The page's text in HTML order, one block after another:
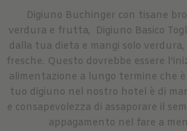
Digiuno Buchinger con tisane
verdura e frutta, Digiuno Basico
dalla tua dieta e mangi solo
fresche. Questo dovrebbe essere
alimentazione a lungo termine che
tuo digiuno nel nostro hotel è di
e consapevolezza di assaporare il
appagamento nel fare a